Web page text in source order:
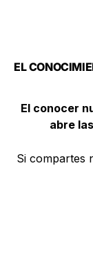
EL
El conocer
abre
Si compartes